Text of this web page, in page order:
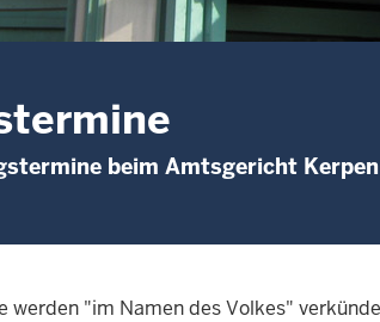
beim Amtsgericht Kerpen
werden "im Namen des Volkes"